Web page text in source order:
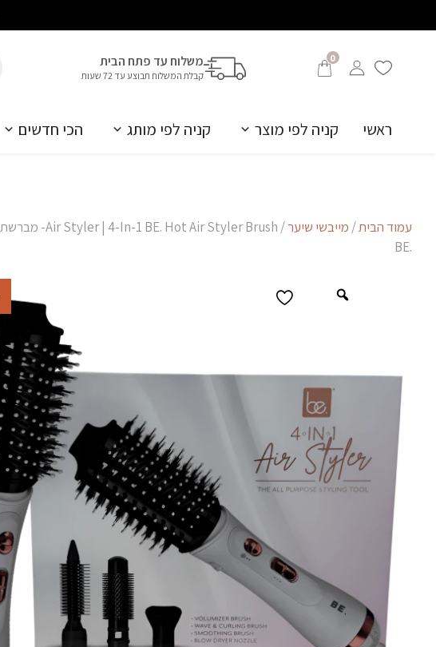
0 משלוח עד פתח הבית
קבלת המשלוח תבוצע עד 72 שעות
ראשי קניה לפי מוצר קניה לפי מותג הכי חדשים
עמוד הבית/ מייבשי שיער
.BE